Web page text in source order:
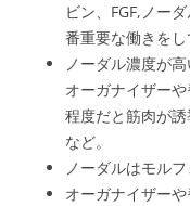
ビン、FGF,ノー
番重要な働きをし
ノーダル濃度が
オーガナイザー
程度だと筋肉が
など。
ノーダルはモル
オーガナイザー